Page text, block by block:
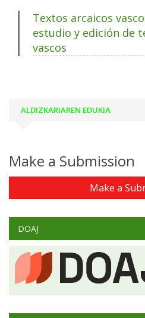
Textos arcaicos
estudio y edición de
vascos
ALDIZKARIAREN EDUKIA
Make a Submission
Make a
DOAJ